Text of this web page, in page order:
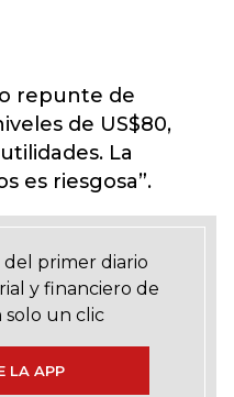
repunte de
de US$80,
La
es riesgosa”.
primer diario
y financiero de
solo un clic
LA APP